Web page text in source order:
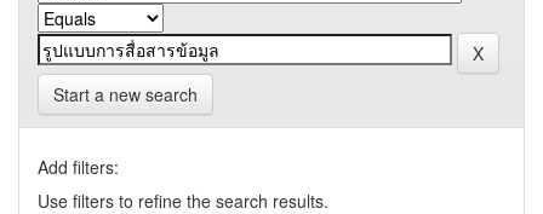
Start a new search
Add filters:
Use filters to refine the search results.